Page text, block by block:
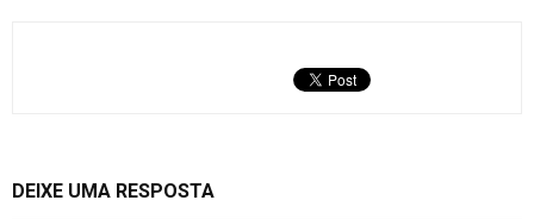
DEIXE UMA RESPOSTA